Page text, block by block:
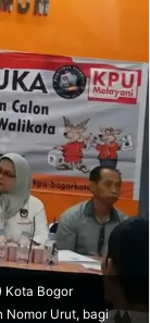
Kota Bogor
Nomor Urut, bagi